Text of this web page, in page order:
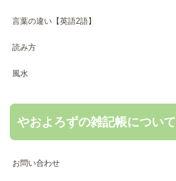
言葉の違い【英語2語】
読み方
風水
やおよろずの雑記帳について
お問い合わせ